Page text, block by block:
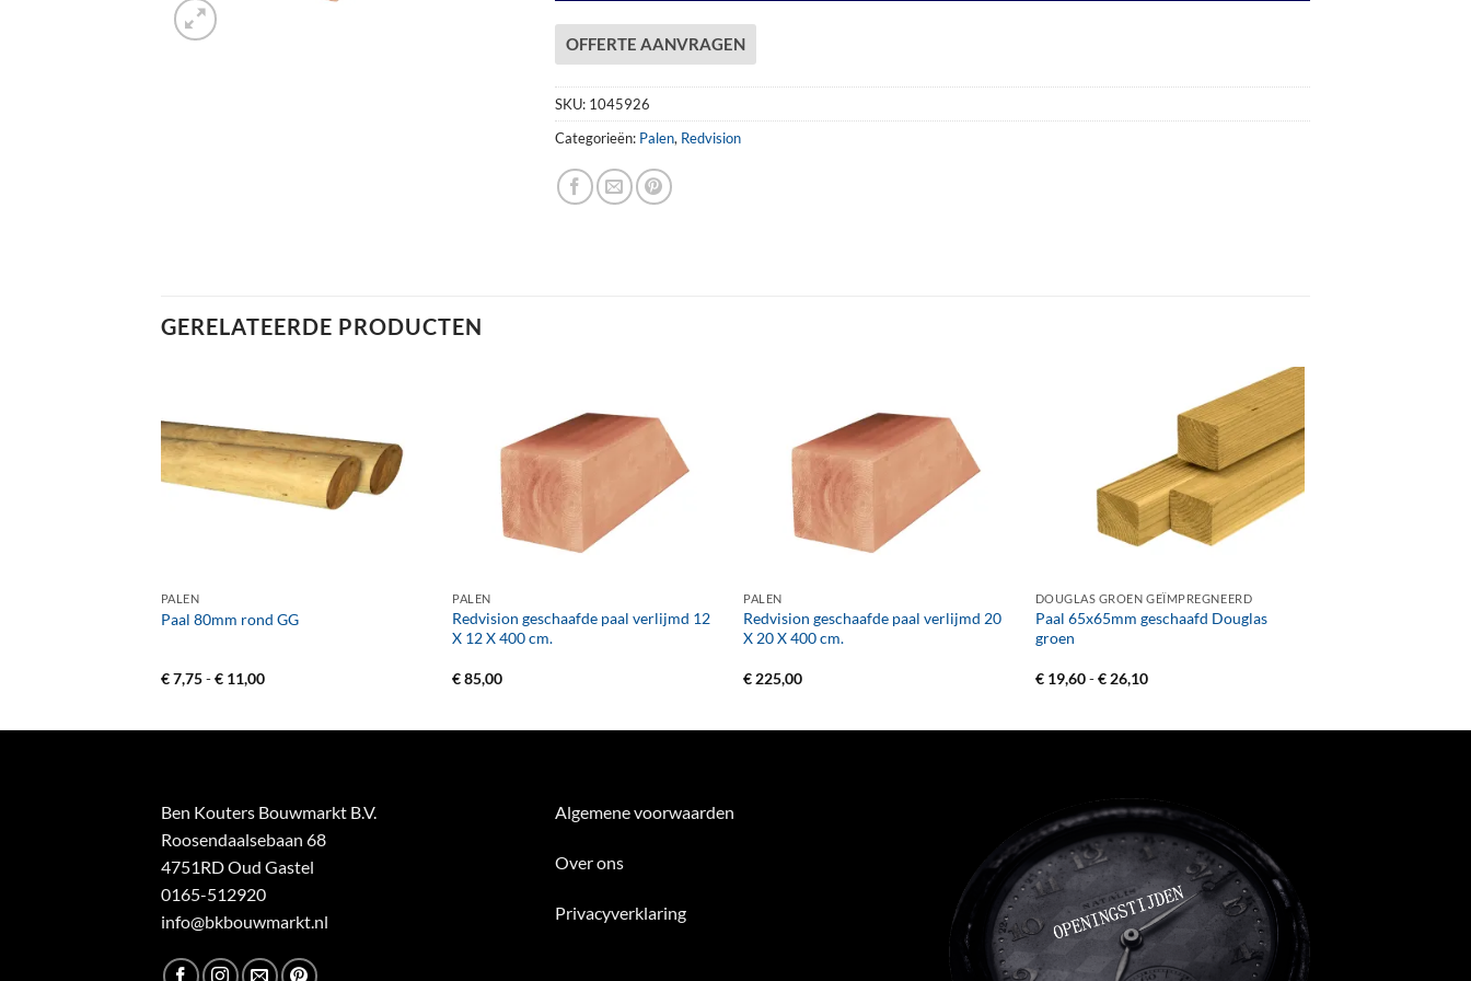
OFFERTE AANVRAGEN
SKU: 1045926
Categorieën: Palen, Redvision
GERELATEERDE PRODUCTEN
PALEN
Paal 80mm rond GG
€7,75-€11,00Prijsklasse:
PALEN
Redvision geschaafde paal verlijmd 12
X 12 X 400 cm.
€85,00
PALEN
Redvision geschaafde paal verlijmd 20
X 20 X 400 cm.
€ 225,00
DOUGLAS GROEN GEÏMPREGNEERD
Paal 65x65mm geschaafd Douglas
groen
€19,60 - €26,10Prijsklasse:
Ben Kouters Bouwmarkt B.V.
Roosendaalsebaan 68
4751RD Oud Gastel
0165-512920
info@bkbouwmarkt.nl
Algemene voorwaarden
Over ons
Privacyverklaring